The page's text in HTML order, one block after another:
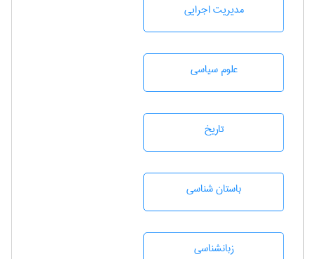
مديريت اجرايی
علوم سياسی
تاريخ
باستان شناسی
زبانشناسی